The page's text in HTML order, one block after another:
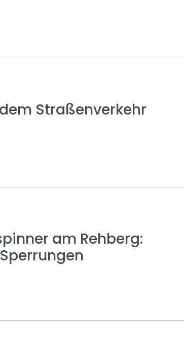
Straßenverkehr
am Rehberg: